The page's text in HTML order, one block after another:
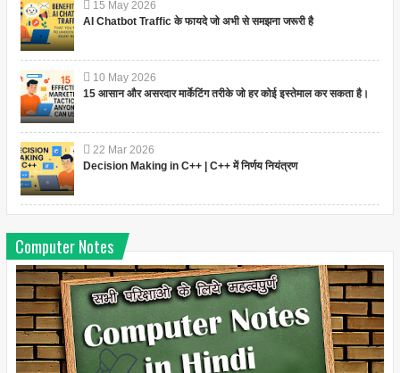
15 May 2026
AI Chatbot Traffic के फायदे जो अभी से समझना जरूरी है
10 May 2026
15 आसान और असरदार मार्केटिंग तरीके जो हर कोई इस्तेमाल कर सकता है।
22 Mar 2026
Decision Making in C++ | C++ में निर्णय नियंत्रण
Computer Notes